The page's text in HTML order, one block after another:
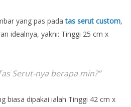
yang pas padatas serut custom,
idealnya, yakni: Tinggi 25 cm x
Serut-nya berapa min?”
biasa dipakai ialah Tinggi 42 cm x